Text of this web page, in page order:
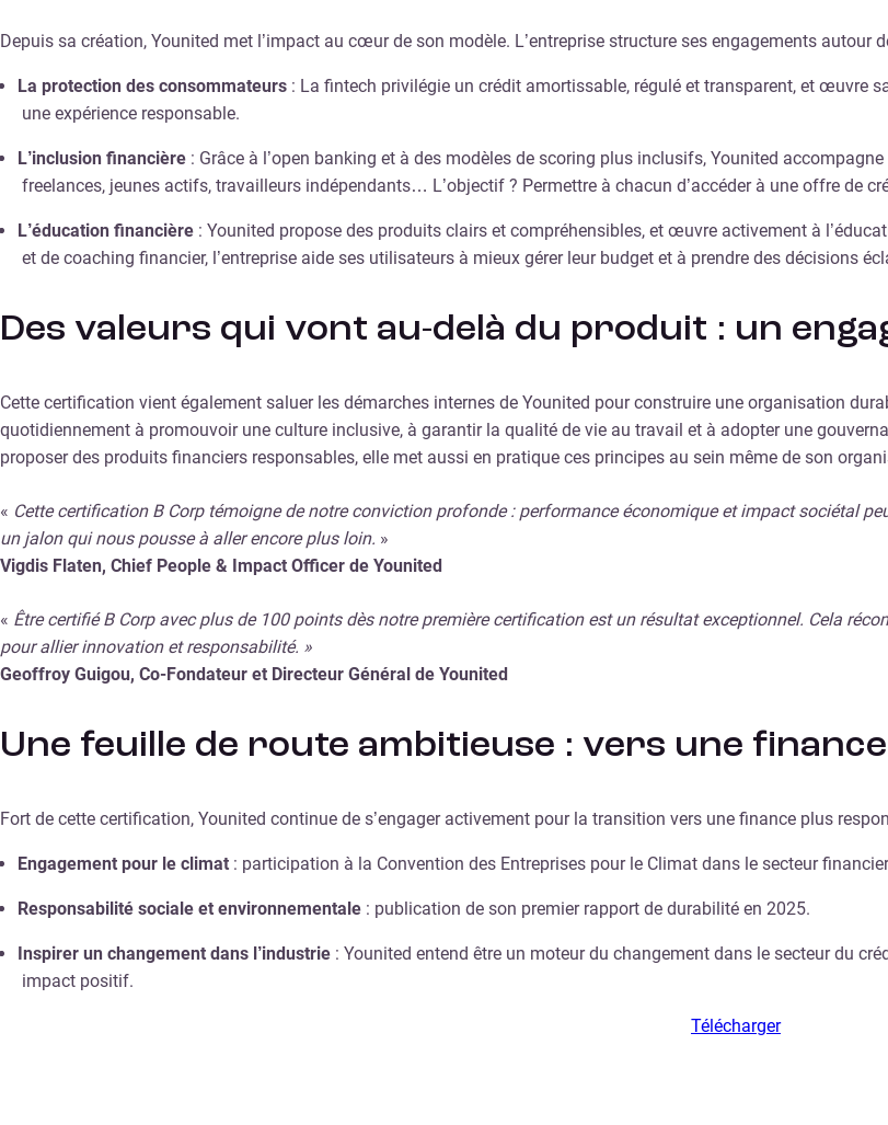
Depuis sa création, Younited met l’impact au cœur de son modèle. L’entreprise structure ses engagements autour
La protection des consommateurs : La fintech privilégie un crédit amortissable, régulé et transparent, et œuvre
une expérience responsable.
L’inclusion financière : Grâce à l’open banking et à des modèles de scoring plus inclusifs, Younited
freelances, jeunes actifs, travailleurs indépendants… L’objectif ? Permettre à chacun d’accéder à une offre de
L’éducation financière : Younited propose des produits clairs et compréhensibles, et œuvre activement à
et de coaching financier, l’entreprise aide ses utilisateurs à mieux gérer leur budget et à prendre des décisions
Des valeurs qui vont au-delà du produit : un
Cette certification vient également saluer les démarches internes de Younited pour construire une organisation
quotidiennement à promouvoir une culture inclusive, à garantir la qualité de vie au travail et à adopter une
proposer des produits financiers responsables, elle met aussi en pratique ces principes au sein même de son
« Cette certification B Corp témoigne de notre conviction profonde : performance économique et impact sociétal
un jalon qui nous pousse à aller encore plus loin. »
Vigdis Flaten, Chief People & Impact Officer de Younited
« Être certifié B Corp avec plus de 100 points dès notre première certification est un résultat exceptionnel. Cela
pour allier innovation et responsabilité. »
Geoffroy Guigou, Co-Fondateur et Directeur Général de Younited
Une feuille de route ambitieuse : vers une
Fort de cette certification, Younited continue de s’engager activement pour la transition vers une finance plus
Engagement pour le climat : participation à la Convention des Entreprises pour le Climat dans le secteur
Responsabilité sociale et environnementale : publication de son premier rapport de durabilité en 2025.
Inspirer un changement dans l’industrie : Younited entend être un moteur du changement dans le secteur du
impact positif.
Télécharger